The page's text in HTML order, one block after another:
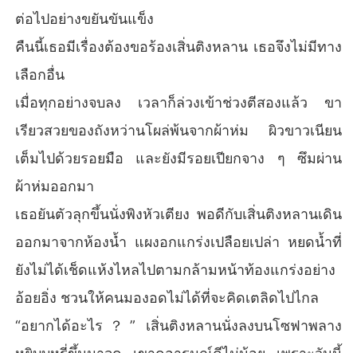
ต่อไปอย่างขยันขันแข็ง
คืนนี้เธอมีเรื่องต้องขอร้องเสิ่นติงหลาน เธอจึงไม่มีทาง
เลือกอื่น
เมื่อทุกอย่างจบลง เวลาก็ล่วงเข้าช่วงตีสองแล้ว ขา
เรียวสวยของถังหว่านโผล่พ้นจากผ้าห่ม ผิวขาวเนียน
เต็มไปด้วยรอยมือ และยังมีรอยเปียกจาง ๆ ซึมผ่าน
ผ้าห่มออกมา
เธอยันตัวลุกขึ้นนั่งพิงหัวเตียง พอดีกับเสิ่นติงหลานเดิน
ออกมาจากห้องน้ำ แผงอกแกร่งเปลือยเปล่า หยดน้ำที่
ยังไม่ได้เช็ดแห้งไหลไปตามกล้ามหน้าท้องแกร่งอย่าง
อ้อยอิ่ง ชวนให้คนมองอดไม่ได้ที่จะคิดเตลิดไปไกล
“อยากได้อะไร？” เสิ่นติงหลานนั่งลงบนโซฟาพลาง